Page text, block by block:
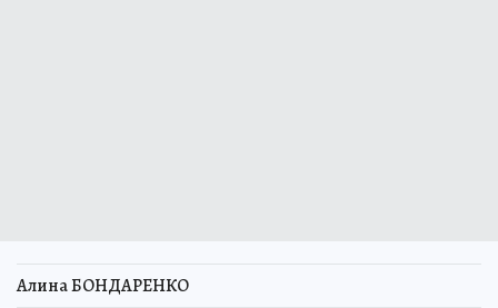
Алина БОНДАРЕНКО